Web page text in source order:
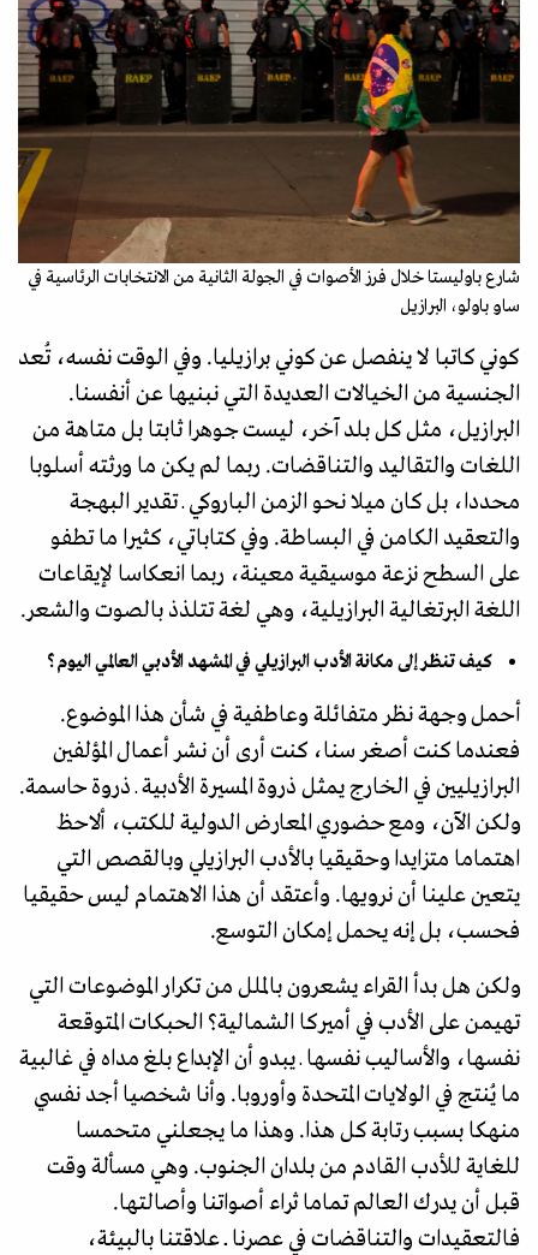
شارع باوليستا خلال فرز الأصوات في الجولة الثانية من الانتخابات الرئاسية في
ساو باولو، البرازيل
كوني كاتبا لا ينفصل عن كوني برازيليا. وفي الوقت نفسه، تُعد
الجنسية من الخيالات العديدة التي نبنيها عن أنفسنا.
البرازيل، مثل كل بلد آخر، ليست جوهرا ثابتا بل متاهة من
اللغات والتقاليد والتناقضات. ربما لم يكن ما ورثته أسلوبا
محددا، بل كان ميلا نحو الزمن الباروكي ـ تقدير البهجة
والتعقيد الكامن في البساطة. وفي كتاباتي، كثيرا ما تطفو
على السطح نزعة موسيقية معينة، ربما انعكاسا لإيقاعات
اللغة البرتغالية البرازيلية، وهي لغة تتلذذ بالصوت والشعر.
كيف تنظر إلى مكانة الأدب البرازيلي في المشهد الأدبي العالمي اليوم؟
أحمل وجهة نظر متفائلة وعاطفية في شأن هذا الموضوع.
فعندما كنت أصغر سنا، كنت أرى أن نشر أعمال المؤلفين
البرازيليين في الخارج يمثل ذروة المسيرة الأدبية ـ ذروة حاسمة.
ولكن الآن، ومع حضوري المعارض الدولية للكتب، ألاحظ
اهتماما متزايدا وحقيقيا بالأدب البرازيلي وبالقصص التي
يتعين علينا أن نرويها. وأعتقد أن هذا الاهتمام ليس حقيقيا
فحسب، بل إنه يحمل إمكان التوسع.
ولكن هل بدأ القراء يشعرون بالملل من تكرار الموضوعات التي
تهيمن على الأدب في أميركا الشمالية؟ الحبكات المتوقعة
نفسها، والأساليب نفسها ـ يبدو أن الإبداع بلغ مداه في غالبية
ما يُنتج في الولايات المتحدة وأوروبا. وأنا شخصيا أجد نفسي
منهكا بسبب رتابة كل هذا. وهذا ما يجعلني متحمسا
للغاية للأدب القادم من بلدان الجنوب. وهي مسألة وقت
قبل أن يدرك العالم تماما ثراء أصواتنا وأصالتها.
فالتعقيدات والتناقضات في عصرنا ــ علاقتنا بالبيئة،